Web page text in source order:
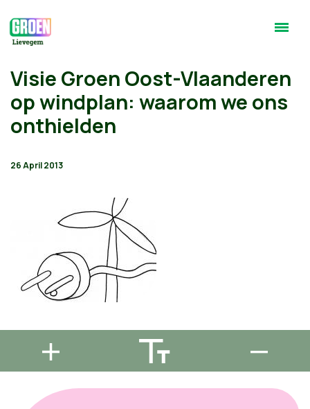
Visie Groen Oost-Vlaanderen
op windplan: waarom we ons
onthielden
26 April 2013